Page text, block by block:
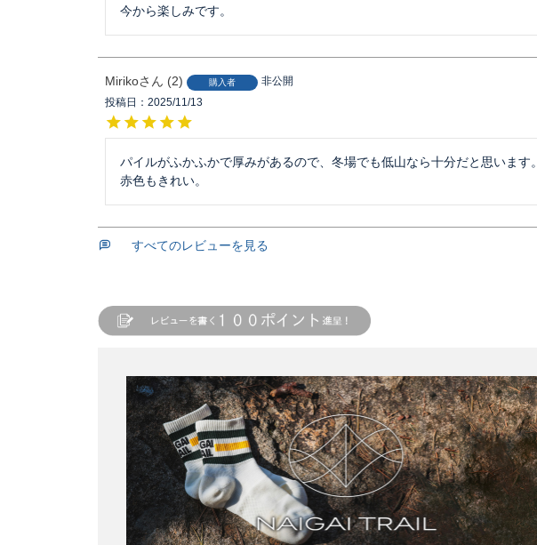
今から楽しみです。
Miriko 2 購入者
非公開
投稿日
2025/11/13
パイルがふかふかで厚みがあるので、冬場でも低山なら十分だと思います。
赤色もきれい。
すべてのレビューを見る